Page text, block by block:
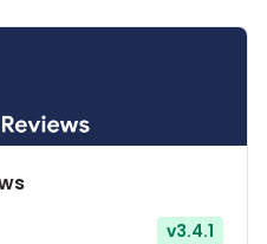
v3.4.1